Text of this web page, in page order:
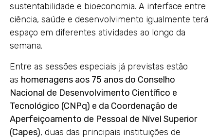
sustentabilidade e bioeconomia. A interface entre
ciência, saúde e desenvolvimento igualmente terá
espaço em diferentes atividades ao longo da
semana.
Entre as sessões especiais já previstas estão
as homenagens aos 75 anos do Conselho
Nacional de Desenvolvimento Científico e
Tecnológico (CNPq) e da Coordenação de
Aperfeiçoamento de Pessoal de Nível Superior
(Capes), duas das principais instituições de